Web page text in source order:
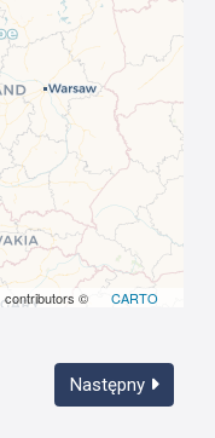
contributors © CARTO
Następny